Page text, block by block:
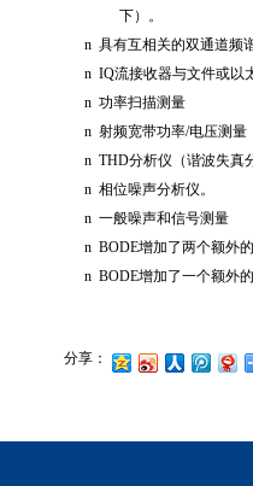
下）。
n 具有互相关的双通道频
n IQ流接收器与文件或以
n 功率扫描测量
n 射频宽带功率/电压测量
n THD分析仪（谐波失真
n 相位噪声分析仪。
n 一般噪声和信号测量
n BODE增加了两个额外
n BODE增加了一个额外
分享：